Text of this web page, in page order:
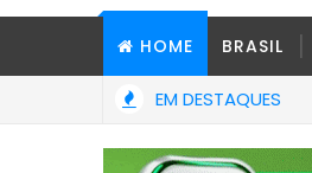
HOME BRASIL
EM DESTAQUES